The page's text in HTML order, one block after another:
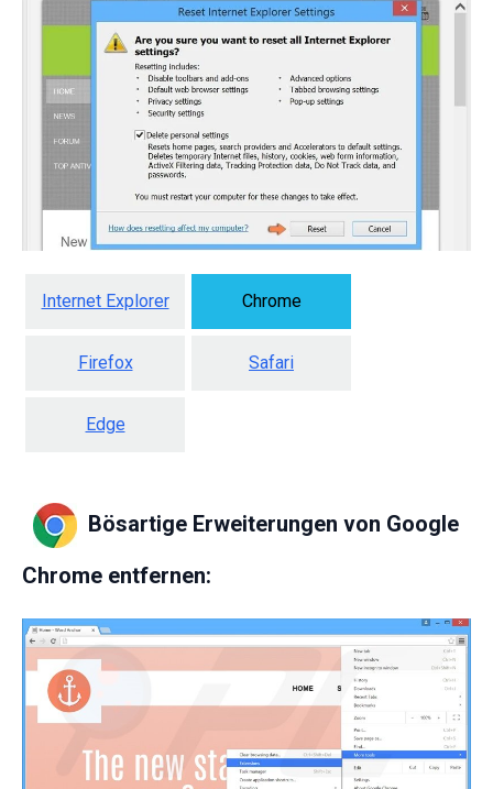
Internet Explorer Chrome
Firefox Safari
Edge
Bösartige Erweiterungen von Google
Chrome entfernen: